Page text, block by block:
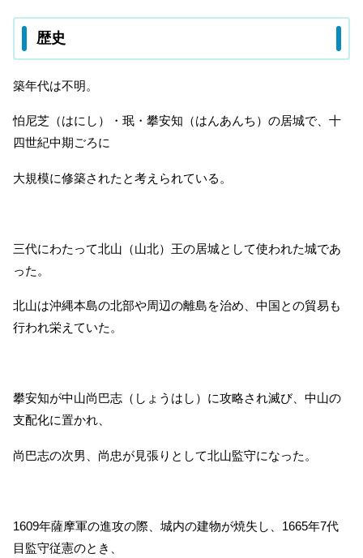
歴史
築年代は不明。
怕尼芝（はにし）・珉・攀安知（はんあんち）の居城で、十
四世紀中期ごろに
大規模に修築されたと考えられている。
三代にわたって北山（山北）王の居城として使われた城であ
った。
北山は沖縄本島の北部や周辺の離島を治め、中国との貿易も
行われ栄えていた。
攀安知が中山尚巴志（しょうはし）に攻略され滅び、中山の
支配化に置かれ、
尚巴志の次男、尚忠が見張りとして北山監守になった。
1609年薩摩軍の進攻の際、城内の建物が焼失し、1665年7代
目監守従憲のとき、